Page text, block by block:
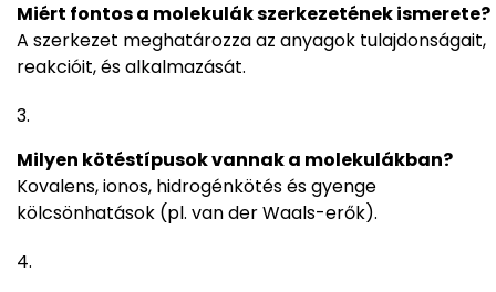
Miért fontos a molekulák szerkezetének ismerete?
A szerkezet meghatározza az anyagok tulajdonságait,
reakcióit, és alkalmazását.
Milyen kötéstípusok vannak a molekulákban?
Kovalens, ionos, hidrogénkötés és gyenge
kölcsönhatások (pl. van der Waals-erők).